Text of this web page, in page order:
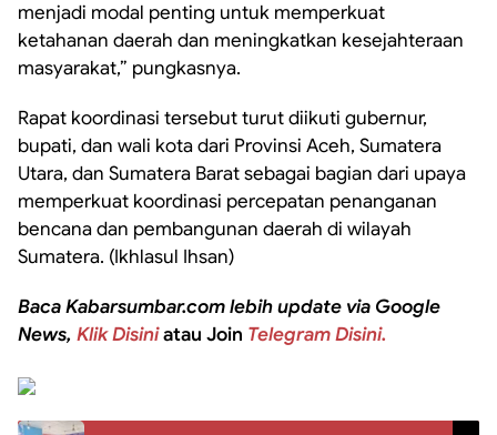
menjadi modal penting untuk memperkuat
ketahanan daerah dan meningkatkan kesejahteraan
masyarakat,” pungkasnya.
Rapat koordinasi tersebut turut diikuti gubernur,
bupati, dan wali kota dari Provinsi Aceh, Sumatera
Utara, dan Sumatera Barat sebagai bagian dari upaya
memperkuat koordinasi percepatan penanganan
bencana dan pembangunan daerah di wilayah
Sumatera. (Ikhlasul Ihsan)
Baca Kabarsumbar.com lebih update via Google
News, Klik Disiniatau Join Telegram Disini.